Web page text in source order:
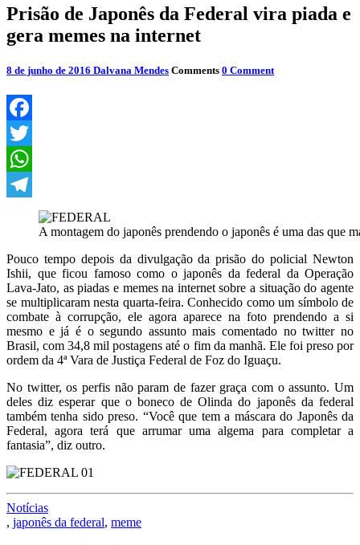
Prisão de Japonês da Federal vira piada e
gera memes na internet
8 de junho de 2016 Dalvana Mendes Comments 0 Comment
Facebook
Twitter
WhatsApp
Telegram
A montagem do japonês prendendo o japonês é uma das que
Pouco tempo depois da divulgação da prisão do policial Newton
Ishii, que ficou famoso como o japonês da federal da Operação
Lava-Jato, as piadas e memes na internet sobre a situação do agente
se multiplicaram nesta quarta-feira. Conhecido como um símbolo de
combate à corrupção, ele agora aparece na foto prendendo a si
mesmo e já é o segundo assunto mais comentado no twitter no
Brasil, com 34,8 mil postagens até o fim da manhã. Ele foi preso por
ordem da 4ª Vara de Justiça Federal de Foz do Iguaçu.
No twitter, os perfis não param de fazer graça com o assunto. Um
deles diz esperar que o boneco de Olinda do japonês da federal
também tenha sido preso. “Você que tem a máscara do Japonês da
Federal, agora terá que arrumar uma algema para completar a
fantasia”, diz outro.
Notícias
, japonês da federal, meme